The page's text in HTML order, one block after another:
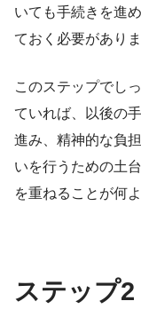
いても手続きを進
ておく必要がありま
このステップでし
ていれば、以後の
進み、精神的な負
いを行うための土
を重ねることが何
ステップ